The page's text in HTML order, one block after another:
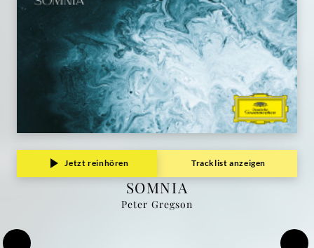
Jetzt reinhören Tracklist anzeigen
SOMNIA
Peter Gregson